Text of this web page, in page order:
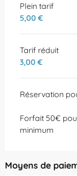
Plein tarif
5,00 €
Tarif réduit
3,00 €
Réservation
Forfait 50€
minimum
Moyens de